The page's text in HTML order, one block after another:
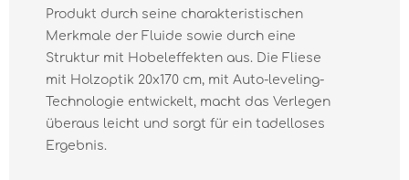
Produkt durch seine charakteristischen
Merkmale der Fluide sowie durch eine
Struktur mit Hobeleffekten aus. Die Fliese
mit Holzoptik 20x170 cm, mit Auto-leveling-
Technologie entwickelt, macht das Verlegen
überaus leicht und sorgt für ein tadelloses
Ergebnis.